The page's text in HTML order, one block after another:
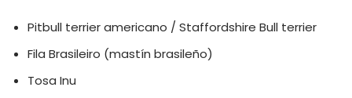
Pitbull terrier americano / Staffordshire Bull terrier
Fila Brasileiro (mastín brasileño)
Tosa Inu